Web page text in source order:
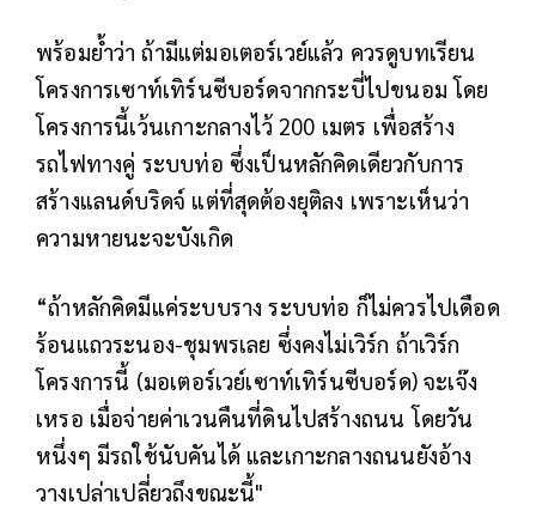
พร้อมย้ำว่า ถ้ามีแต่มอเตอร์เวย์แล้ว ควรดูบทเรียน
โครงการเซาท์เทิร์นซีบอร์ดจากกระบี่ไปขนอม โดย
โครงการนี้เว้นเกาะกลางไว้ 200 เมตร เพื่อสร้าง
รถไฟทางคู่ ระบบท่อ ซึ่งเป็นหลักคิดเดียวกับการ
สร้างแลนด์บริดจ์ แต่ที่สุดต้องยุติลง เพราะเห็นว่า
ความหายนะจะบังเกิด
“ถ้าหลักคิดมีแค่ระบบราง ระบบท่อ ก็ไม่ควรไปเดือด
ร้อนแถวระนอง-ชุมพรเลย ซึ่งคงไม่เวิร์ก ถ้าเวิร์ก
โครงการนี้ (มอเตอร์เวย์เซาท์เทิร์นซีบอร์ด) จะเจ๊ง
เหรอ เมื่อจ่ายค่าเวนคืนที่ดินไปสร้างถนน โดยวัน
หนึ่งๆ มีรถใช้นับคันได้ และเกาะกลางถนนยังอ้าง
วางเปล่าเปลี่ยวถึงขณะนี้"